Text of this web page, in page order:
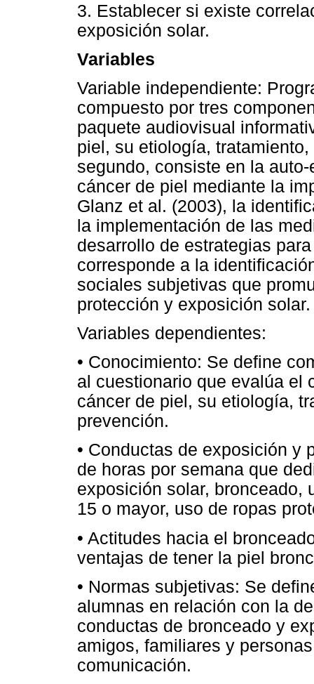
3. Establecer si existe
exposición solar.
Variables
Variable independiente:
compuesto por tres
paquete audiovisual
piel, su etiología,
segundo, consiste en la
cáncer de piel mediante la
Glanz et al. (2003), la
la implementación de las
desarrollo de estrategias
corresponde a la
sociales subjetivas que
protección y exposición solar.
Variables dependientes:
• Conocimiento: Se define
al cuestionario que evalúa el
cáncer de piel, su etiología,
prevención.
• Conductas de exposición y
de horas por semana que
exposición solar, bronceado,
15 o mayor, uso de ropas
• Actitudes hacia el
ventajas de tener la piel
• Normas subjetivas: Se
alumnas en relación con la
conductas de bronceado y
amigos, familiares y
comunicación.